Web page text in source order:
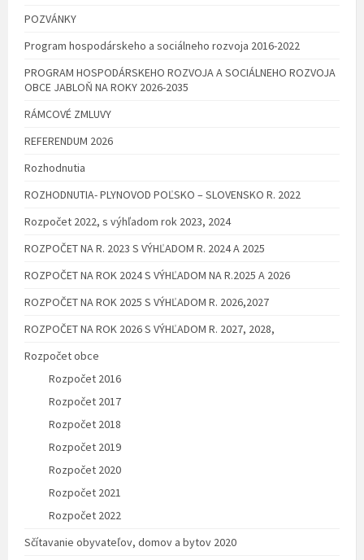
POZVÁNKY
Program hospodárskeho a sociálneho rozvoja 2016-2022
PROGRAM HOSPODÁRSKEHO ROZVOJA A SOCIÁLNEHO ROZVOJA
OBCE JABLOŇ NA ROKY 2026-2035
RÁMCOVÉ ZMLUVY
REFERENDUM 2026
Rozhodnutia
ROZHODNUTIA- PLYNOVOD POĽSKO – SLOVENSKO R. 2022
Rozpočet 2022, s výhľadom rok 2023, 2024
ROZPOČET NA R. 2023 S VÝHĽADOM R. 2024 A 2025
ROZPOČET NA ROK 2024 S VÝHĽADOM NA R.2025 A 2026
ROZPOČET NA ROK 2025 S VÝHĽADOM R. 2026,2027
ROZPOČET NA ROK 2026 S VÝHĽADOM R. 2027, 2028,
Rozpočet obce
Rozpočet 2016
Rozpočet 2017
Rozpočet 2018
Rozpočet 2019
Rozpočet 2020
Rozpočet 2021
Rozpočet 2022
Sčítavanie obyvateľov, domov a bytov 2020